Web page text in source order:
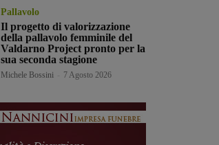
Pallavolo
Il progetto di valorizzazione
della pallavolo femminile del
Valdarno Project pronto per la
sua seconda stagione
Michele Bossini 7 Agosto 2026